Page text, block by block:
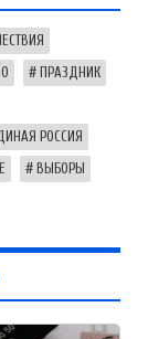
ПРАЗДНИК
РОССИЯ
ВЫБОРЫ